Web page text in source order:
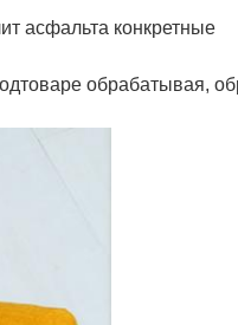
асфальта конкретные
обрабатывая,